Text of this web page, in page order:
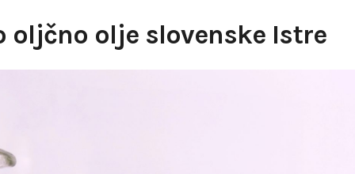
oljčno olje slovenske Istre